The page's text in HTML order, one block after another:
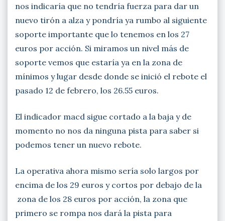
nos indicaría que no tendría fuerza para dar un
nuevo tirón a alza y pondría ya rumbo al siguiente
soporte importante que lo tenemos en los 27
euros por acción. Si miramos un nivel más de
soporte vemos que estaría ya en la zona de
mínimos y lugar desde donde se inició el rebote el
pasado 12 de febrero, los 26.55 euros.
El indicador macd sigue cortado a la baja y de
momento no nos da ninguna pista para saber si
podemos tener un nuevo rebote.
La operativa ahora mismo sería solo largos por
encima de los 29 euros y cortos por debajo de la
zona de los 28 euros por acción, la zona que
primero se rompa nos dará la pista para